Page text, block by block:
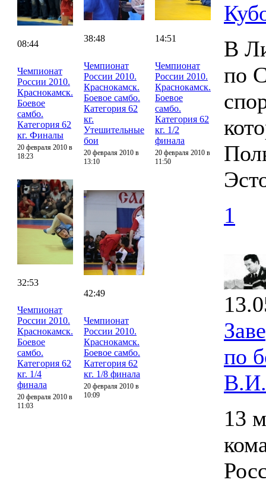
08:44
Чемпионат
России 2010.
Краснокамск.
Боевое
самбо.
Категория 62
кг. Финалы
20 февраля 2010 в
18:23
38:48
Чемпионат
России 2010.
Краснокамск.
Боевое самбо.
Категория 62
кг.
Утешительные
бои
20 февраля 2010 в
13:10
14:51
Чемпионат
России 2010.
Краснокамск.
Боевое
самбо.
Категория 62
кг. 1/2
финала
20 февраля 2010 в
11:50
32:53
Чемпионат
России 2010.
Краснокамск.
Боевое
самбо.
Категория 62
кг. 1/4
финала
20 февраля 2010 в
11:03
42:49
Чемпионат
России 2010.
Краснокамск.
Боевое самбо.
Категория 62
кг. 1/8 финала
20 февраля 2010 в
10:09
В
по
1
по
13